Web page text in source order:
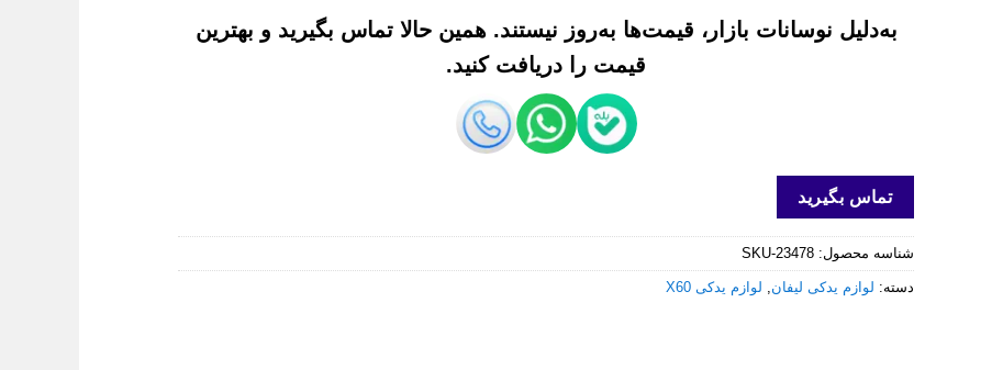
به‌دلیل نوسانات بازار، قیمت‌ها به‌روز نیستند. همین حالا تماس بگیرید و بهترین
قیمت را دریافت کنید.
تماس بگیرید
شناسه محصول: SKU-23478
دسته: لوازم یدکی لیفان لوازم یدکی X60